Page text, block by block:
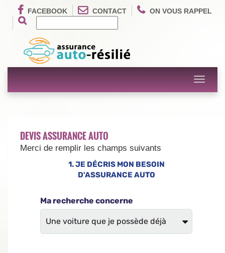
FACEBOOK CONTACT ON VOUS RAPPEL
Toggle
DEVIS ASSURANCE AUTO
Merci de remplir les champs suivants